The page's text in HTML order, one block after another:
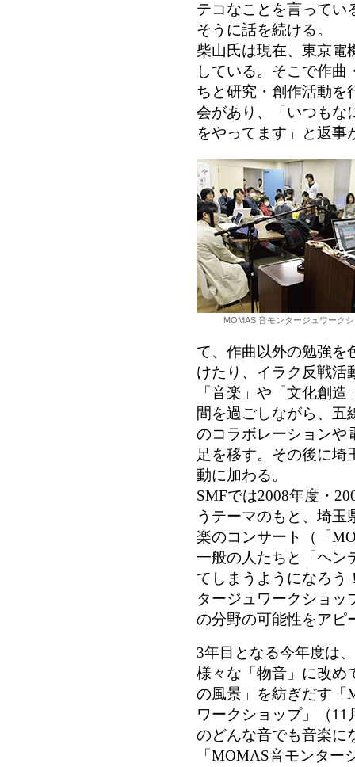
テコなことを言ってい
そうに話を続ける。
柴山氏は現在、東京電
している。そこで作
ちと研究・創作活動を
会があり、「いつもな
をやってます」と返事
MOMAS 音モンタージュワーク
て、作曲以外の勉強を
けたり、イラク反戦活
「音楽」や「文化創
間を過ごしながら、五
のコラボレーションや
足を移す。その後に埼
動に加わる。
SMFでは2008年度・
うテーマのもと、埼
楽のコンサート（「
一般の人たちと「ヘン
てしまうようになろう
タージュワークショッ
の分野の可能性をアピ
3年目となる今年度は
様々な「物音」に改め
の風景」を紡ぎだす「
ワークショップ」（
のどんな音でも音楽に
「MOMAS音モンター